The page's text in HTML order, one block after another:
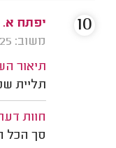
יפתח א.
משוב: 31/08/2025
תיאור
תליית
חוות
סך הכל
10